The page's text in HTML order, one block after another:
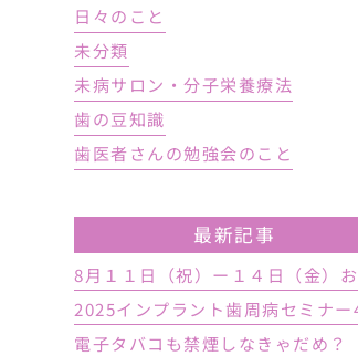
日々のこと
未分類
未病サロン・分子栄養療法
歯の豆知識
歯医者さんの勉強会のこと
最新記事